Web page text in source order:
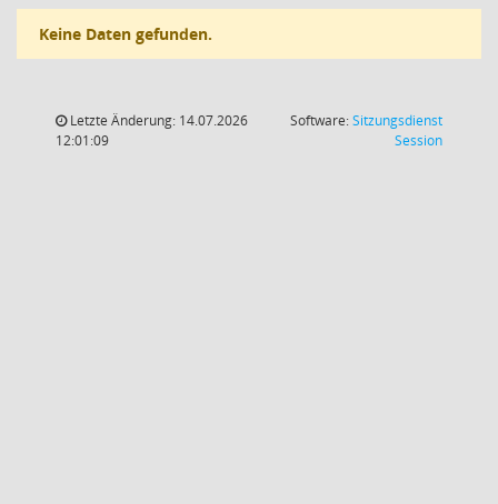
Keine Daten gefunden.
Letzte Änderung: 14.07.2026
12:01:09
Software:Sitzungsdienst
Session(Wird in